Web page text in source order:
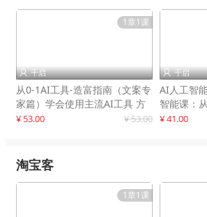
1章1课
 千启
从0-1AI工具-造富指南（文案专
家篇）学会使用主流AI工具 方
法和心法的融合
¥ 53.00 ¥ 53.00
 千启
AI人工智
智能课：
¥ 41.00
淘宝客
1章1课